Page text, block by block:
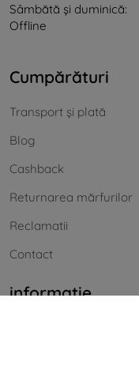
Sâmbătă și duminică:
Offline
Cumpărături
Transport și plată
Blog
Cashback
Returnarea mărfurilor
Reclamatii
Contact
informație